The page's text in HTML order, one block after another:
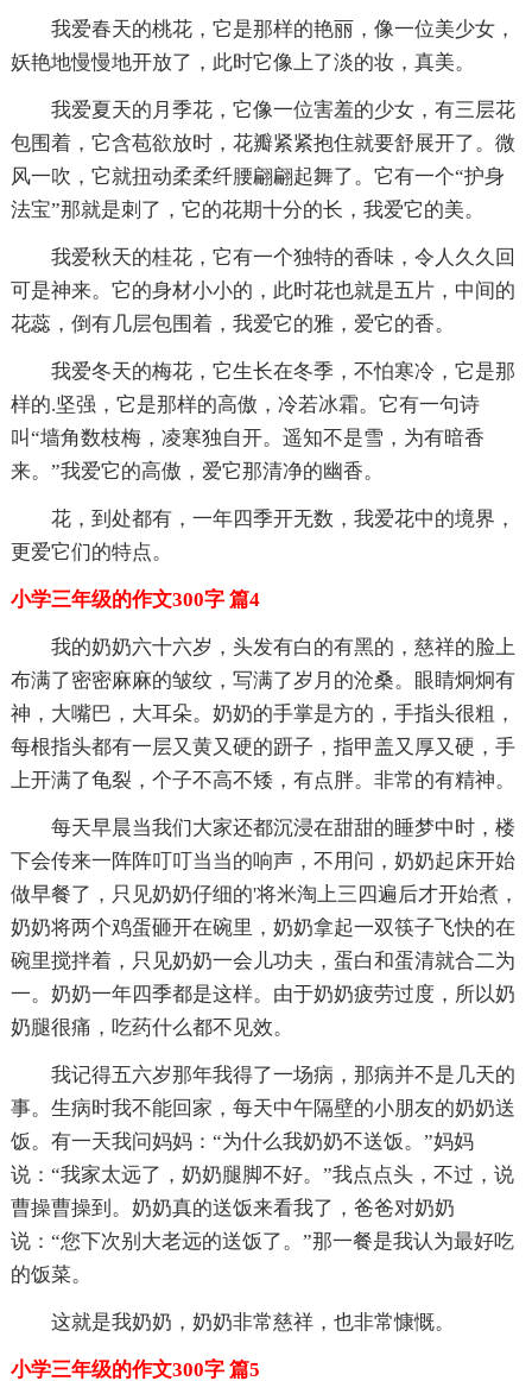
我爱春天的桃花，它是那样的艳丽，像一位美少女，
妖艳地慢慢地开放了，此时它像上了淡的妆，真美。
我爱夏天的月季花，它像一位害羞的少女，有三层花
包围着，它含苞欲放时，花瓣紧紧抱住就要舒展开了。微
风一吹，它就扭动柔柔纤腰翩翩起舞了。它有一个“护身
法宝”那就是刺了，它的花期十分的长，我爱它的美。
我爱秋天的桂花，它有一个独特的香味，令人久久回
可是神来。它的身材小小的，此时花也就是五片，中间的
花蕊，倒有几层包围着，我爱它的雅，爱它的香。
我爱冬天的梅花，它生长在冬季，不怕寒冷，它是那
样的.坚强，它是那样的高傲，冷若冰霜。它有一句诗
叫“墙角数枝梅，凌寒独自开。遥知不是雪，为有暗香
来。”我爱它的高傲，爱它那清净的幽香。
花，到处都有，一年四季开无数，我爱花中的境界，
更爱它们的特点。
小学三年级的作文300字 篇4
我的奶奶六十六岁，头发有白的有黑的，慈祥的脸上
布满了密密麻麻的皱纹，写满了岁月的沧桑。眼睛炯炯有
神，大嘴巴，大耳朵。奶奶的手掌是方的，手指头很粗，
每根指头都有一层又黄又硬的趼子，指甲盖又厚又硬，手
上开满了龟裂，个子不高不矮，有点胖。非常的有精神。
每天早晨当我们大家还都沉浸在甜甜的睡梦中时，楼
下会传来一阵阵叮叮当当的响声，不用问，奶奶起床开始
做早餐了，只见奶奶仔细的'将米淘上三四遍后才开始煮，
奶奶将两个鸡蛋砸开在碗里，奶奶拿起一双筷子飞快的在
碗里搅拌着，只见奶奶一会儿功夫，蛋白和蛋清就合二为
一。奶奶一年四季都是这样。由于奶奶疲劳过度，所以奶
奶腿很痛，吃药什么都不见效。
我记得五六岁那年我得了一场病，那病并不是几天的
事。生病时我不能回家，每天中午隔壁的小朋友的奶奶送
饭。有一天我问妈妈：“为什么我奶奶不送饭。”妈妈
说：“我家太远了，奶奶腿脚不好。”我点点头，不过，说
曹操曹操到。奶奶真的送饭来看我了，爸爸对奶奶
说：“您下次别大老远的送饭了。”那一餐是我认为最好吃
的饭菜。
这就是我奶奶，奶奶非常慈祥，也非常慷慨。
小学三年级的作文300字 篇5